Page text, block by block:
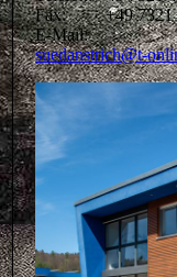
Fax: +49 7321
E-Mail:
suedanstrich@t-